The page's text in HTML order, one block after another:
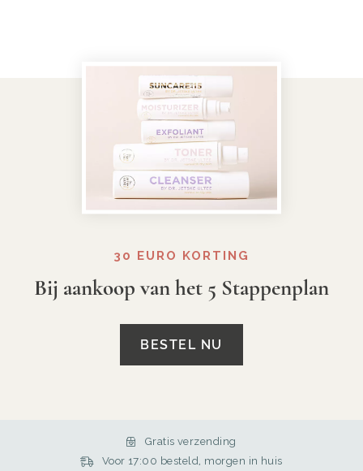
30 EURO KORTING
Bij aankoop van het 5 Stappenplan
BESTEL NU
Gratis verzending
Voor 17:00 besteld, morgen in huis